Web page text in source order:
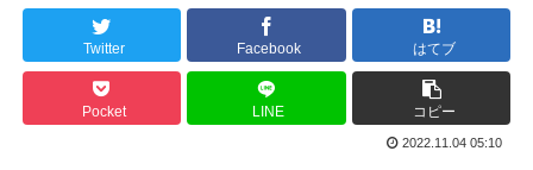
Twitter Facebook はてブ
Pocket LINE コピー
2022.11.04 05:10